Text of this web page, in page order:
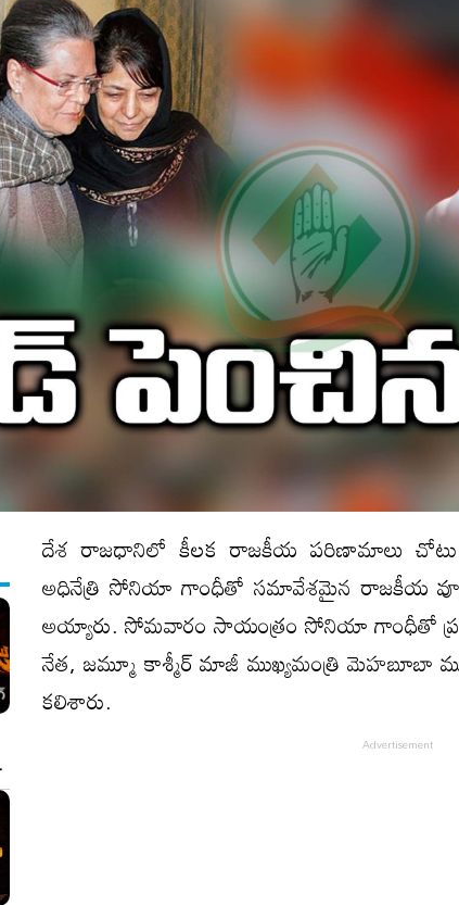
దేశ రాజధానిలో కీలక రాజకీయ పరిణామాలు చోటు
అధినేత్రి సోనియా గాంధీతో సమావేశమైన రాజకీయ
అయ్యారు. సోమవారం సాయంత్రం సోనియా గాంధీతో
నేత, జమ్మూ కాశ్మీర్ మాజీ ముఖ్యమంత్రి మెహబూబా
కలిశారు.